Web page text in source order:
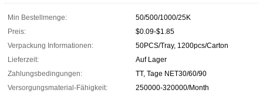
Min Bestellmenge:
50/500/1000/25K
Preis:
$0.09-$1.85
Verpackung Informationen:
50PCS/Tray, 1200pcs/Carton
Lieferzeit:
Auf Lager
Zahlungsbedingungen:
TT, Tage NET30/60/90
Versorgungsmaterial-Fähigkeit:
250000-320000/Month